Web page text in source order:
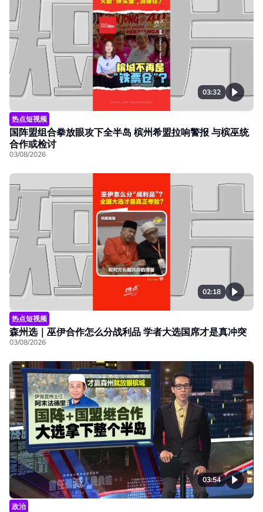
03:32
热点短视频
国阵盟组合拳放眼攻下全半岛 槟州希盟拉响警报 与槟巫统
合作或检讨
03/08/2026
02:18
热点短视频
森州选｜巫伊合作怎么分战利品 学者大选国席才是真冲突
03/08/2026
03:54
政治